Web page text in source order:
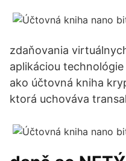
zdaňovania
aplikáciou
ako účtovná kniha
ktorá uchováva